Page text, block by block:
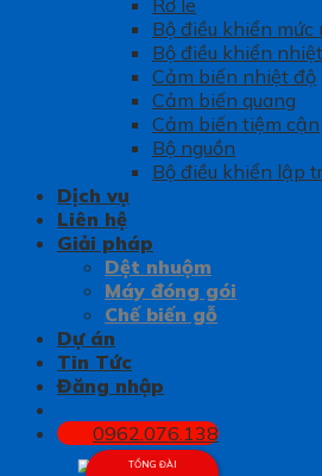
Rơ le
Bộ điều khiển mức
Bộ điều khiển
Cảm biến nhiệt độ
Cảm biến quang
Cảm biến tiệm cận
Bộ nguồn
Bộ điều khiển lập
Dịch vụ
Liên hệ
Giải pháp
Dệt nhuộm
Máy đóng gói
Chế biến gỗ
Dự án
Tin Tức
Đăng nhập
0962.076.138
TỔNG ĐÀI